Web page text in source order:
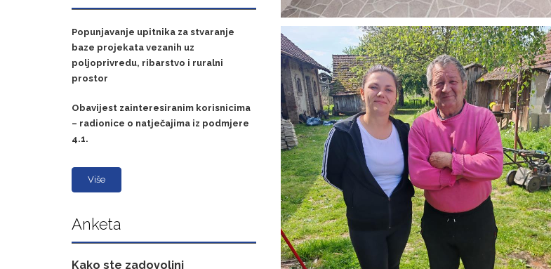
Popunjavanje upitnika za stvaranje
baze projekata vezanih uz
poljoprivredu, ribarstvo i ruralni
prostor
Obavijest zainteresiranim korisnicima
– radionice o natječajima iz podmjere
4.1.
Više
Anketa
Kako ste zadovoljni